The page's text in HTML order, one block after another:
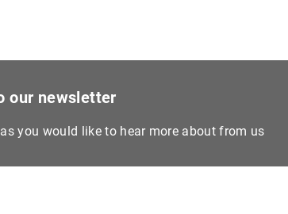
our newsletter
you would like to hear more about from us